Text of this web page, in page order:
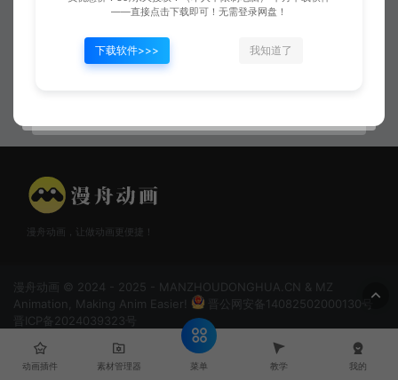
漫舟动画，让做动画更便捷！
漫舟动画 © 2024 - 2025 - MANZHOUDONGHUA.CN & MZ
Animation, Making Anim Easier!
晋公网安备14082502000130号
晋ICP备2024039323号
动画插件 素材管理器 菜单 教学 我的
——直接点击下载即可！无需登录网盘！
下载软件>>> 我知道了